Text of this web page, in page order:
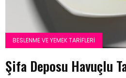
BESLENME VE YEMEK TARIFLERI
Şifa Deposu Havuçlu